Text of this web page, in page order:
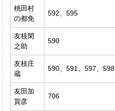
桃田村
の都免
592、595
友枝閑
之助
590
友枝庄
蔵
590、591、597、598
友田加
賀彦
706